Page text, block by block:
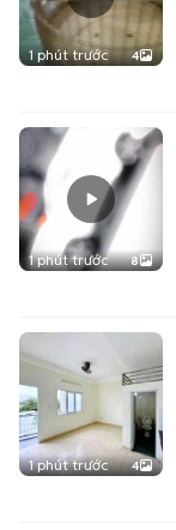
1 phút trước 4
1 phút trước 8
1 phút trước 4